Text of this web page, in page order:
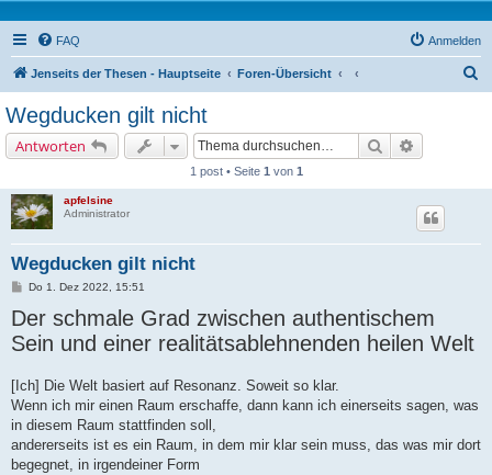
FAQ Anmelden
Jenseits der Thesen - Hauptseite Foren-Übersicht
Wegducken gilt nicht
Antworten Suche
1 post • Seite 1 von 1
apfelsine
Administrator
Wegducken gilt nicht
B
i
t
r
a
Do 1. Dez 2022, 15:51
Der schmale Grad zwischen authentischem
Sein und einer realitätsablehnenden heilen Welt
[Ich] Die Welt basiert auf Resonanz. Soweit so klar.
Wenn ich mir einen Raum erschaffe, dann kann ich einerseits sagen, was
in diesem Raum stattfinden soll,
andererseits ist es ein Raum, in dem mir klar sein muss, das was mir dort
begegnet, in irgendeiner Form